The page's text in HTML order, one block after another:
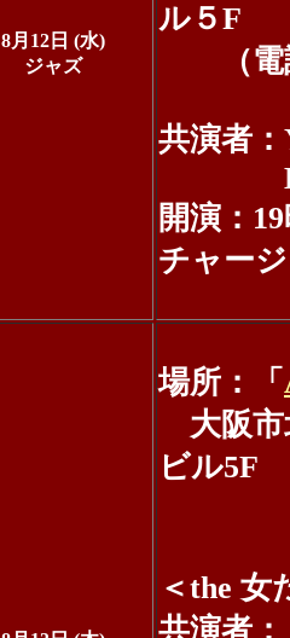
8月12日 (水)
ジャズ
ル５F
（電話
共演者
開演：
チャー
場所：「
大阪市
ビル5F
＜the 女
共演者